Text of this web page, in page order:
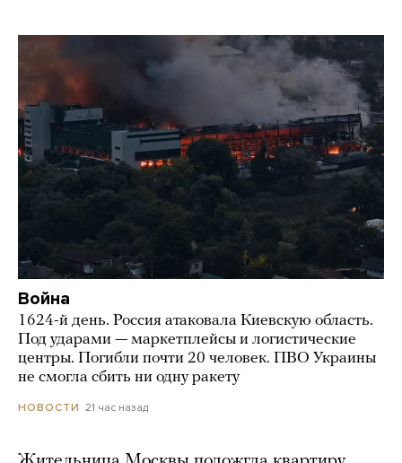
Война
1624-й день. Россия атаковала Киевскую область.
Под ударами — маркетплейсы и логистические
центры. Погибли почти 20 человек. ПВО Украины
не смогла сбить ни одну ракету
НОВОСТИ 21 час назад